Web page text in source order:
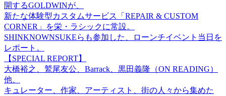
開するGOLDWINが、
新たな体験型カスタムサービス「REPAIR & CUSTOM
CORNER」を栄・ラシックに常設。
SHINKNOWNSUKEらも参加した、ローンチイベント当日を
レポート。
【SPECIAL REPORT】
大橋裕之、鷲尾友公、Barrack、黒田義隆（ON READING）
他、
キュレーター、作家、アーティスト、街の人々から集めた